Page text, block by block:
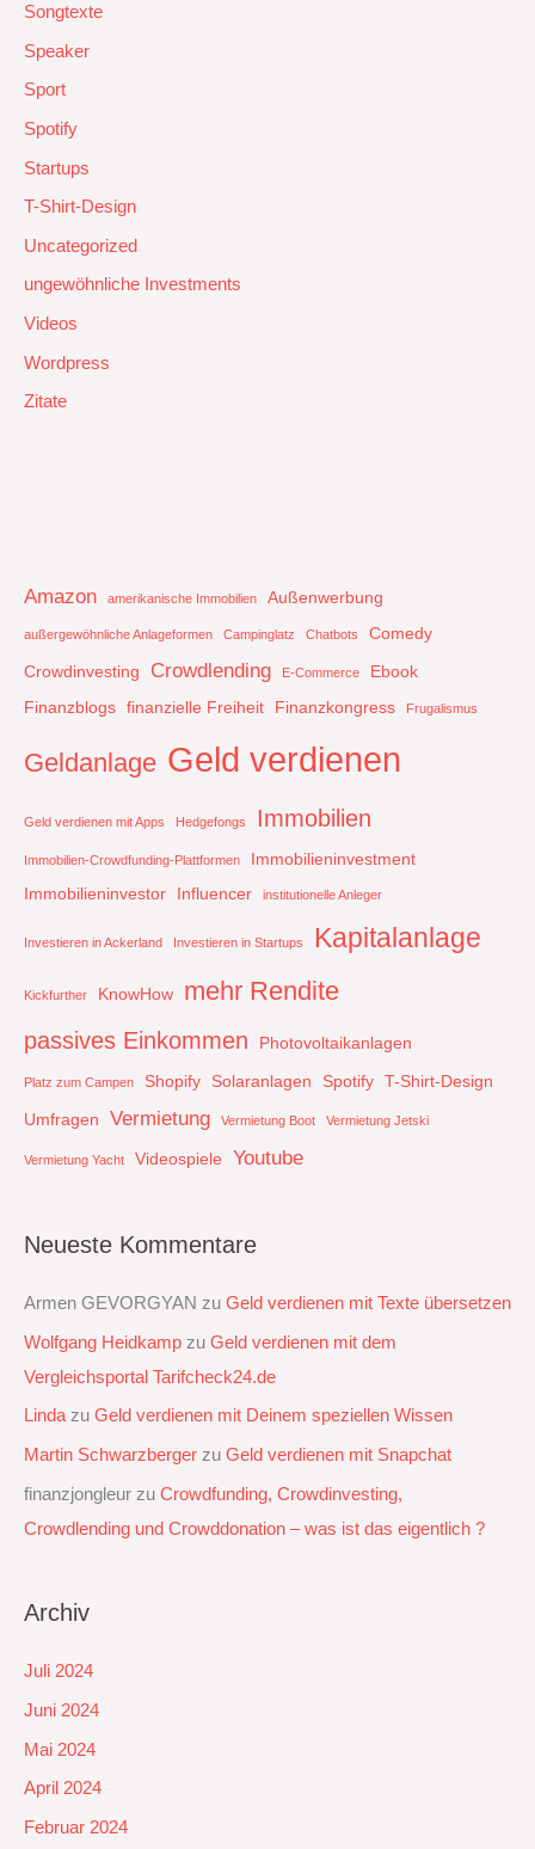
Songtexte
Speaker
Sport
Spotify
Startups
T-Shirt-Design
Uncategorized
ungewöhnliche Investments
Videos
Wordpress
Zitate
Amazon amerikanische Immobilien Außenwerbung
außergewöhnliche Anlageformen Campinglatz Chatbots
Comedy
Crowdinvesting
Crowdlending E-Commerce
Ebook
Finanzblogs finanzielle Freiheit Finanzkongress Frugalismus
Geldanlage Geld verdienen
Geld verdienen mit Apps Hedgefongs Immobilien
Immobilien-Crowdfunding-Plattformen
Immobilieninvestment
Immobilieninvestor
Influencer institutionelle Anleger
Investieren in Ackerland Investieren in Startups Kapitalanlage
Kickfurther KnowHow mehr Rendite
passives Einkommen Photovoltaikanlagen
Platz zum Campen Shopify Solaranlagen Spotify T-Shirt-Design
Umfragen
Vermietung Vermietung Boot Vermietung Jetski
Vermietung Yacht Videospiele Youtube
Neueste Kommentare
Armen GEVORGYAN zu Geld verdienen mit Texte übersetzen
Wolfgang Heidkamp zu Geld verdienen mit dem
Vergleichsportal Tarifcheck24.de
Lindazu Geld verdienen mit Deinem speziellen Wissen
Martin Schwarzberger zu Geld verdienen mit Snapchat‭
finanzjongleur zu Crowdfunding, Crowdinvesting,
Crowdlending und Crowddonation – was ist das eigentlich ?
Archiv
Juli 2024
Juni 2024
Mai 2024
April 2024
Februar 2024